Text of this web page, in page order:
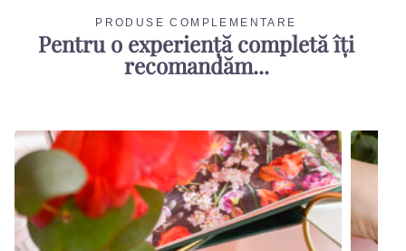
PRODUSE COMPLEMENTARE
Pentru o experiență completă îți
recomandăm...